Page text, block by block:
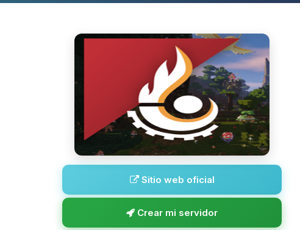
Sitio web oficial
Crear mi servidor